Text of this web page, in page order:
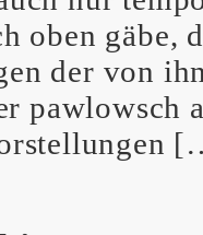
oben gäbe,
der von